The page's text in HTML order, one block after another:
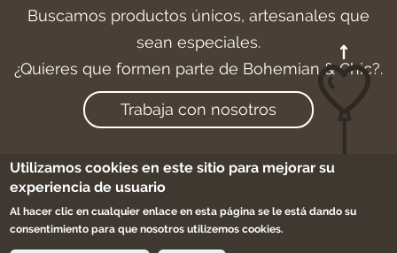
Buscamos productos únicos, artesanales que
sean especiales.
¿Quieres que formen parte de Bohemian & Chic?.
Trabaja con nosotros
Aviso legal-Cookies
-Sitemap
Utilizamos cookies en este sitio para mejorar su
experiencia de usuario
Al hacer clic en cualquier enlace en esta página se le está dando su
consentimiento para que nosotros utilizemos cookies.